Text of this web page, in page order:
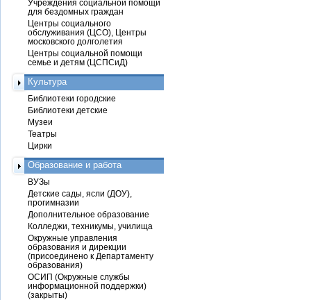
Учреждения социальной помощи
для бездомных граждан
Центры социального
обслуживания (ЦСО), Центры
московского долголетия
Центры социальной помощи
семье и детям (ЦСПСиД)
Культура
Библиотеки городские
Библиотеки детские
Музеи
Театры
Цирки
Образование и работа
ВУЗы
Детские сады, ясли (ДОУ),
прогимназии
Дополнительное образование
Колледжи, техникумы, училища
Окружные управления
образования и дирекции
(присоединено к Департаменту
образования)
ОСИП (Окружные службы
информационной поддержки)
(закрыты)